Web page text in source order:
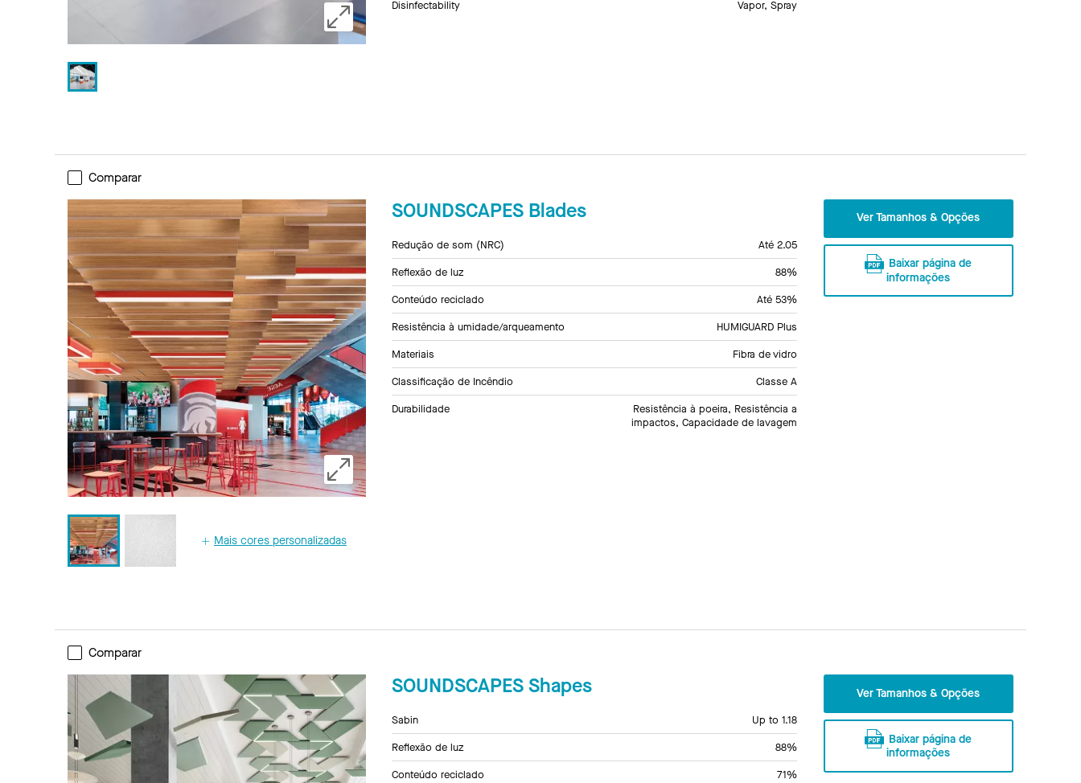
Disinfectability
Vapor, Spray
Comparar
Mais cores personalizadas
SOUNDSCAPES Blades
Redução de som (NRC)
Até 2.05
Reflexão de luz
88%
Conteúdo reciclado
Até 53%
Resistência à umidade/arqueamento
HUMIGUARD Plus
Materiais
Fibra de vidro
Classificação de Incêndio
Classe A
Durabilidade
Resistência à poeira, Resistência a
impactos, Capacidade de lavagem
Ver Tamanhos & Opções
Baixar página de
informações
Comparar
SOUNDSCAPES Shapes
Sabin
Up to 1.18
Reflexão de luz
88%
Conteúdo reciclado
71%
Ver Tamanhos & Opções
Baixar página de
informações